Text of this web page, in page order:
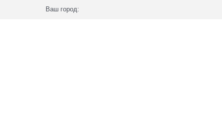
Ваш город: